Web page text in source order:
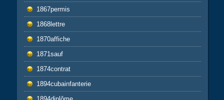
1867permis
1868lettre
1870affiche
1871sauf
1874contrat
1894cubainfanterie
1894diplôme